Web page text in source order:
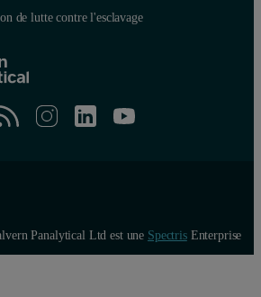
de lutte contre l'esclavage
Panalytical Ltd est une SpectrisEnterprise